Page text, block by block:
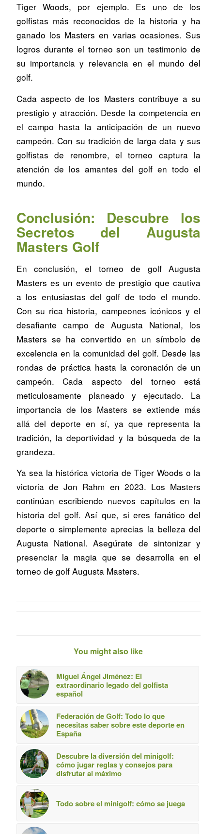
Tiger Woods, por ejemplo. Es uno de los
golfistas más reconocidos de la historia y ha
ganado los Masters en varias ocasiones. Sus
logros durante el torneo son un testimonio de
su importancia y relevancia en el mundo del
golf.
Cada aspecto de los Masters contribuye a su
prestigio y atracción. Desde la competencia en
el campo hasta la anticipación de un nuevo
campeón. Con su tradición de larga data y sus
golfistas de renombre, el torneo captura la
atención de los amantes del golf en todo el
mundo.
Conclusión: Descubre los
Secretos del Augusta
Masters Golf
En conclusión, el torneo de golf Augusta
Masters es un evento de prestigio que cautiva
a los entusiastas del golf de todo el mundo.
Con su rica historia, campeones icónicos y el
desafiante campo de Augusta National, los
Masters se ha convertido en un símbolo de
excelencia en la comunidad del golf. Desde las
rondas de práctica hasta la coronación de un
campeón. Cada aspecto del torneo está
meticulosamente planeado y ejecutado. La
importancia de los Masters se extiende más
allá del deporte en sí, ya que representa la
tradición, la deportividad y la búsqueda de la
grandeza.
Ya sea la histórica victoria de Tiger Woods o la
victoria de Jon Rahm en 2023. Los Masters
continúan escribiendo nuevos capítulos en la
historia del golf. Así que, si eres fanático del
deporte o simplemente aprecias la belleza del
Augusta National. Asegúrate de sintonizar y
presenciar la magia que se desarrolla en el
torneo de golf Augusta Masters.
You might also like
Miguel Ángel Jiménez: El
extraordinario legado del golfista
español
Federación de Golf: Todo lo que
necesitas saber sobre este deporte en
España
Descubre la diversión del minigolf:
cómo jugar reglas y consejos para
disfrutar al máximo
Todo sobre el minigolf: cómo se juega